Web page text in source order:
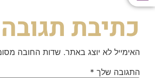
כתיבת תגובה
האימייל לא יוצג באתר. שדות החובה
התגובה שלך *